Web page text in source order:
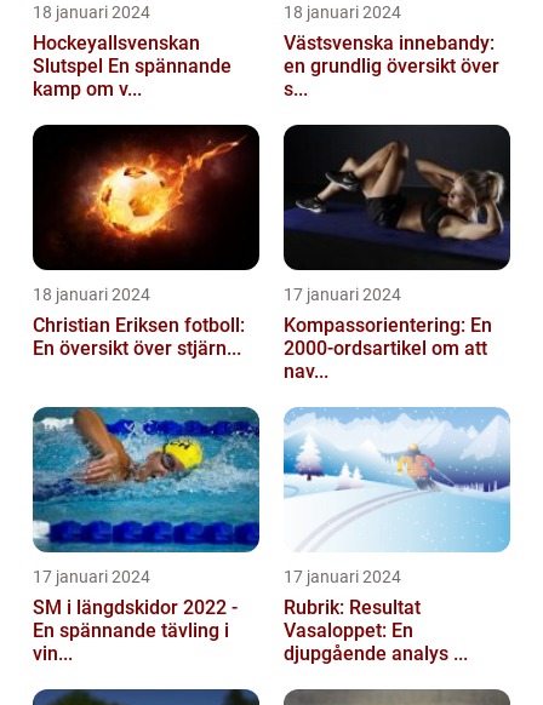
18 januari 2024
Hockeyallsvenskan
Slutspel En spännande
kamp om v...
18 januari 2024
Västsvenska innebandy:
en grundlig översikt över
s...
18 januari 2024
Christian Eriksen fotboll:
En översikt över stjärn...
17 januari 2024
Kompassorientering: En
2000-ordsartikel om att
nav...
17 januari 2024
SM i längdskidor 2022 -
En spännande tävling i
vin...
17 januari 2024
Rubrik: Resultat
Vasaloppet: En
djupgående analys ...